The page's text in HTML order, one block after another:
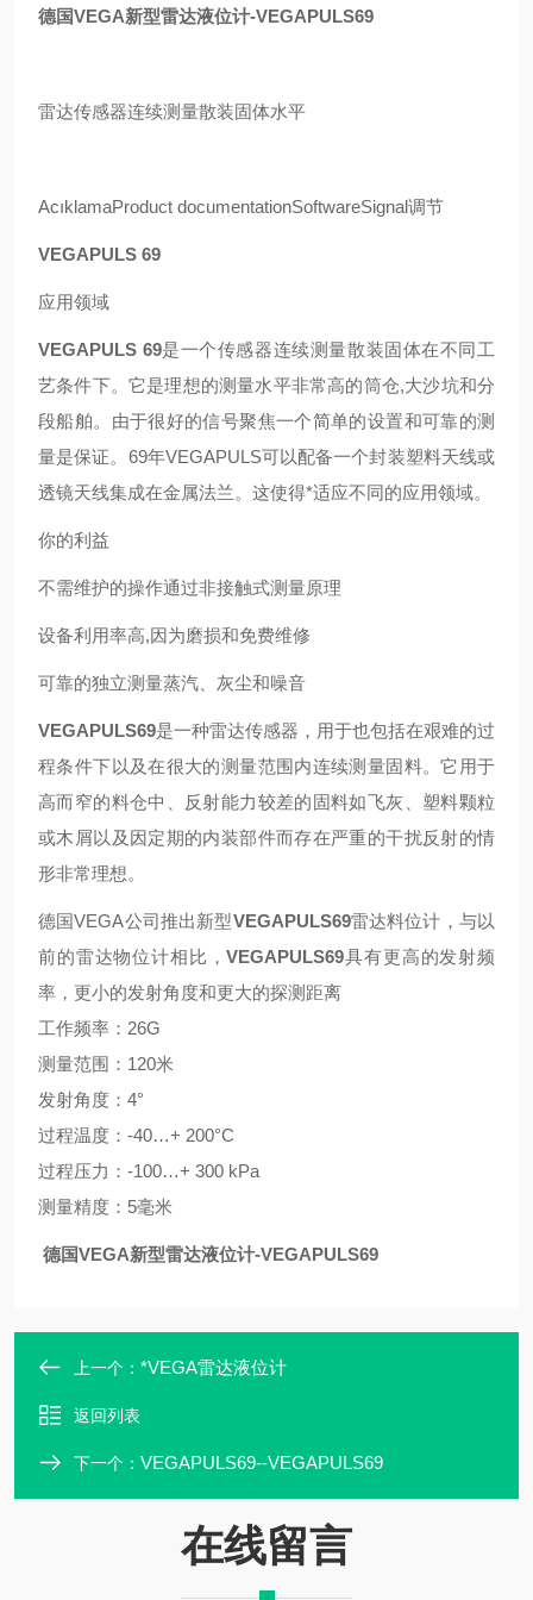
德国VEGA新型雷达液位计-VEGAPULS69
雷达传感器连续测量散装固体水平
AcıklamaProduct documentationSoftwareSignal调节
VEGAPULS 69
应用领域
VEGAPULS 69是一个传感器连续测量散装固体在不同工
艺条件下。它是理想的测量水平非常高的筒仓,大沙坑和分
段船舶。由于很好的信号聚焦一个简单的设置和可靠的测
量是保证。69年VEGAPULS可以配备一个封装塑料天线或
透镜天线集成在金属法兰。这使得*适应不同的应用领域。
你的利益
不需维护的操作通过非接触式测量原理
设备利用率高,因为磨损和免费维修
可靠的独立测量蒸汽、灰尘和噪音
VEGAPULS69是一种雷达传感器，用于也包括在艰难的过
程条件下以及在很大的测量范围内连续测量固料。它用于
高而窄的料仓中、反射能力较差的固料如飞灰、塑料颗粒
或木屑以及因定期的内装部件而存在严重的干扰反射的情
形非常理想。
德国VEGA公司推出新型VEGAPULS69雷达料位计，与以
前的雷达物位计相比，VEGAPULS69具有更高的发射频
率，更小的发射角度和更大的探测距离
工作频率：26G
测量范围：120米
发射角度：4°
过程温度：-40…+ 200°C
过程压力：-100…+ 300 kPa
测量精度：5毫米
德国VEGA新型雷达液位计-VEGAPULS69
上一个： *VEGA雷达液位计
返回列表
下一个： VEGAPULS69--VEGAPULS69
在线留言